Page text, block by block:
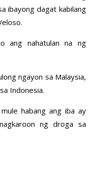
ibayong dagat kabilang
ang nahatulan na ng
ngayon sa Malaysia,
Indonesia.
habang ang iba ay
ng droga sa